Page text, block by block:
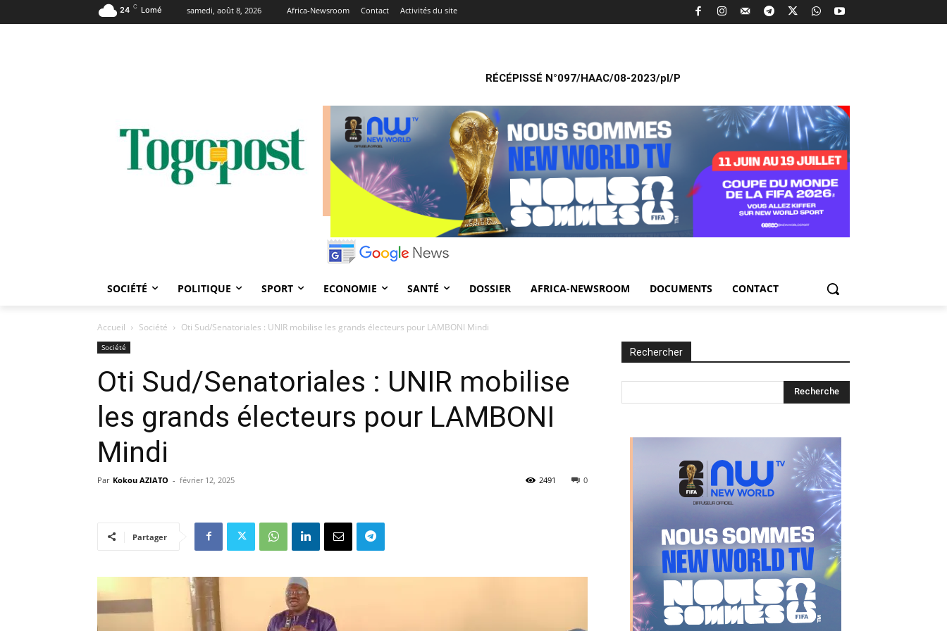
24 C Lomé samedi, août 8, 2026 Africa-Newsroom Contact Activités du site
RÉCÉPISSÉ N°097/HAAC/08-2023/pl/P
SOCIÉTÉ POLITIQUE SPORT ECONOMIE SANTÉ DOSSIER AFRICA-NEWSROOM DOCUMENTS CONTACT
Accueil Société Oti Sud/Senatoriales : UNIR mobilise les grands électeurs pour LAMBONI Mindi
Société
Oti Sud/Senatoriales : UNIR mobilise
les grands électeurs pour LAMBONI
Mindi
Par Kokou AZIATO - février 12, 2025 0
2491
Partager
Rechercher